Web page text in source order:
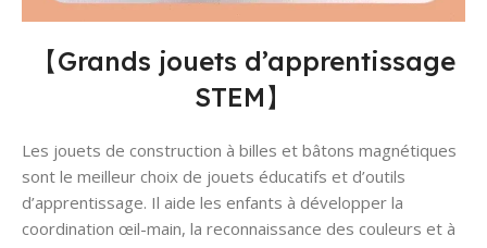
【Grands jouets d’apprentissage
STEM】
Les jouets de construction à billes et bâtons magnétiques
sont le meilleur choix de jouets éducatifs et d’outils
d’apprentissage. Il aide les enfants à développer la
coordination œil-main, la reconnaissance des couleurs et à